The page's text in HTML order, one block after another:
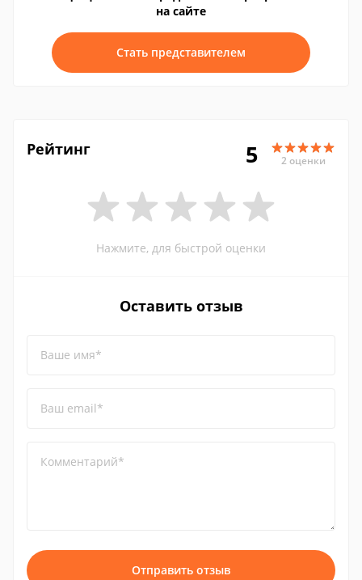
на сайте
Стать представителем
Рейтинг 5 2 оценки
Нажмите, для быстрой оценки
Оставить отзыв
Ваше имя*
Ваш email*
Комментарий*
Отправить отзыв